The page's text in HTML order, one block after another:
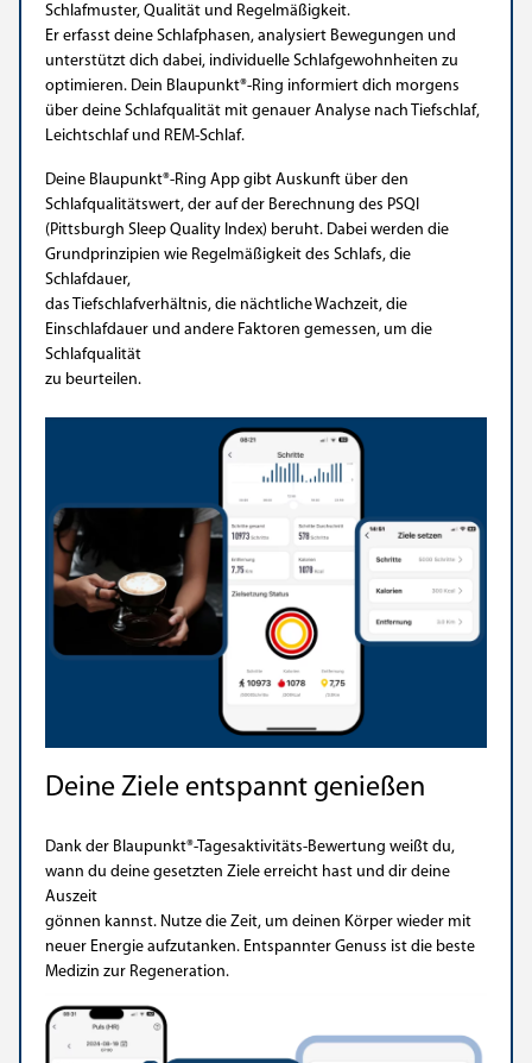
Schlafmuster, Qualität und Regelmäßigkeit.
Er erfasst deine Schlafphasen, analysiert Bewegungen und
unterstützt dich dabei, individuelle Schlafgewohnheiten zu
optimieren. Dein Blaupunkt®-Ring informiert dich morgens
über deine Schlafqualität mit genauer Analyse nach Tiefschlaf,
Leichtschlaf und REM-Schlaf.
Deine Blaupunkt®-Ring App gibt Auskunft über den
Schlafqualitätswert, der auf der Berechnung des PSQI
(Pittsburgh Sleep Quality Index) beruht. Dabei werden die
Grundprinzipien wie Regelmäßigkeit des Schlafs, die
Schlafdauer,
das Tiefschlafverhältnis, die nächtliche Wachzeit, die
Einschlafdauer und andere Faktoren gemessen, um die
Schlafqualität
zu beurteilen.
Deine Ziele entspannt genießen
Dank der Blaupunkt®-Tagesaktivitäts-Bewertung weißt du,
wann du deine gesetzten Ziele erreicht hast und dir deine
Auszeit
gönnen kannst. Nutze die Zeit, um deinen Körper wieder mit
neuer Energie aufzutanken. Entspannter Genuss ist die beste
Medizin zur Regeneration.